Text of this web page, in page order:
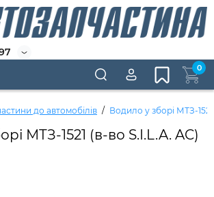
0
до автомобілів Водило у зборі МТЗ-
МТЗ-1521 (в-во S.I.L.A. AC)